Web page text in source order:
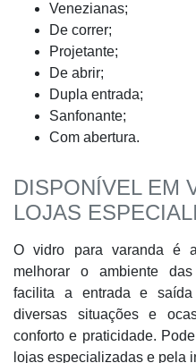
Venezianas;
De correr;
Projetante;
De abrir;
Dupla entrada;
Sanfonante;
Com abertura.
DISPONÍVEL EM
LOJAS
O vidro para varanda é
melhorar o ambiente
facilita a entrada e
diversas situações e
conforto e praticidade.
lojas especializadas e pela